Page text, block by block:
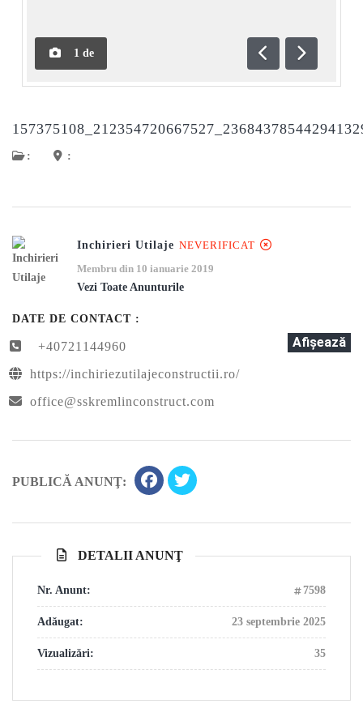
1 de
Anterioară
: :
Inchirieri Utilaje NEVERIFICAT
Membru din 10 ianuarie 2019
Vezi Toate Anunturile
DATE DE CONTACT :
+40721144960 Afişează
https://inchiriezutilajeconstructii.ro/
office@sskremlinconstruct.com
PUBLICĂ ANUNŢ:
DETALII ANUNŢ
Nr. Anunt: 7598
Adăugat: 23 septembrie 2025
Vizualizări: 35